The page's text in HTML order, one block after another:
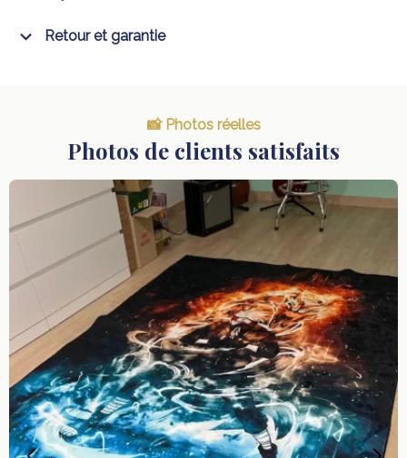
Retour et garantie
📸 Photos réelles
Photos de clients satisfaits